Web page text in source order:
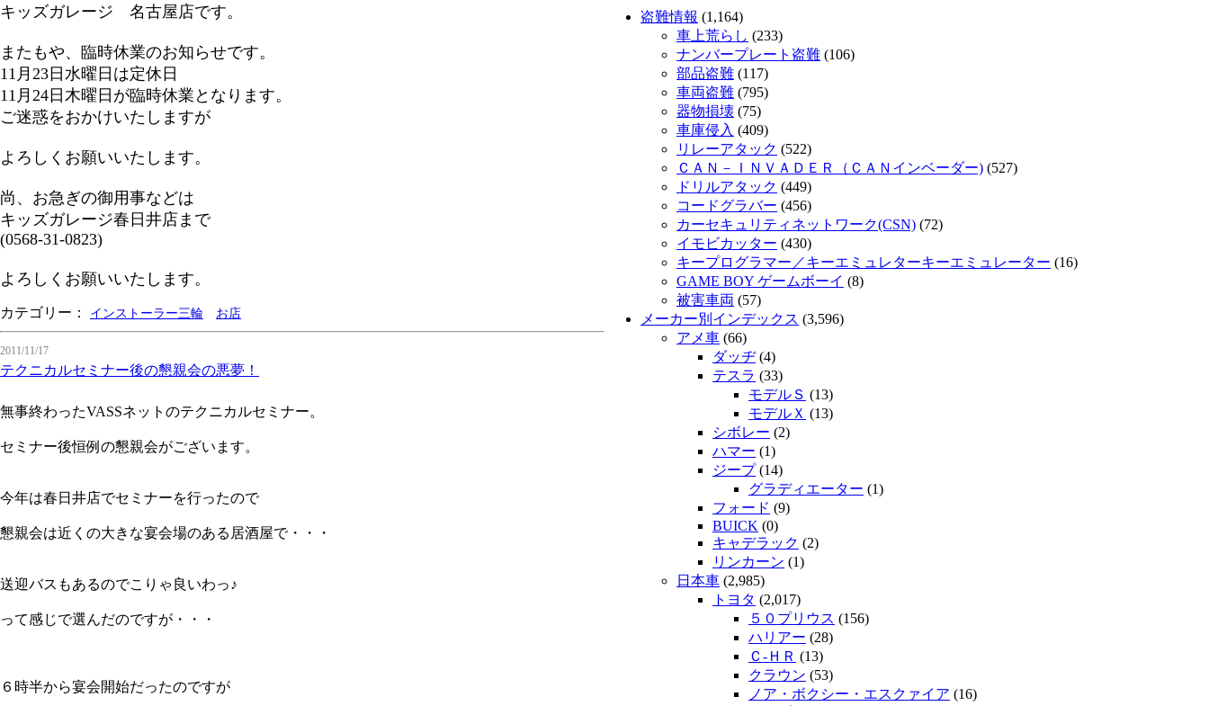
キッズガレージ 名古屋店です。
またもや、臨時休業のお知らせです。
11月23日水曜日は定休日
11月24日木曜日が臨時休業となります。
ご迷惑をおかけいたしますが
よろしくお願いいたします。
尚、お急ぎの御用事などは
キッズガレージ春日井店まで
(0568-31-0823)
よろしくお願いいたします。
カテゴリー： インストーラー三輪 お店
2011/11/17
テクニカルセミナー後の懇親会の悪夢！
無事終わったVASSネットのテクニカルセミナー。
セミナー後恒例の懇親会がございます。
今年は春日井店でセミナーを行ったので
懇親会は近くの大きな宴会場のある居酒屋で・・・
送迎バスもあるのでこりゃ良いわっ♪
って感じで選んだのですが・・・
６時半から宴会開始だったのですが
盗難情報 (1,164)
車上荒らし (233)
ナンバープレート盗難 (106)
部品盗難 (117)
車両盗難 (795)
器物損壊 (75)
車庫侵入 (409)
リレーアタック (522)
ＣＡＮ－ＩＮＶＡＤＥＲ（ＣＡＮインベーダー) (527)
ドリルアタック (449)
コードグラバー (456)
カーセキュリティネットワーク(CSN) (72)
イモビカッター (430)
キープログラマー／キーエミュレターキーエミュレーター (16)
GAME BOY ゲームボーイ (8)
被害車両 (57)
メーカー別インデックス (3,596)
アメ車 (66)
ダッヂ(4)
テスラ (33)
モデルＳ (13)
モデルＸ (13)
シボレー (2)
ハマー (1)
ジープ(14)
グラディエーター (1)
フォード (9)
BUICK (0)
キャデラック (2)
リンカーン (1)
日本車 (2,985)
トヨタ (2,017)
５０プリウス (156)
ハリアー (28)
Ｃ-ＨＲ (13)
クラウン (53)
ノア・ボクシー・エスクァイア (16)